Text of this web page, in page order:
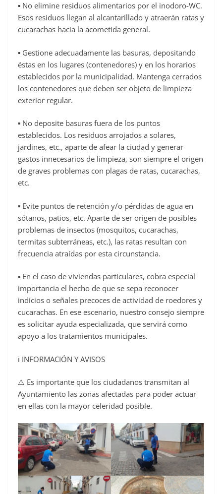
▪ No elimine residuos alimentarios por el inodoro-WC.
Esos residuos llegan al alcantarillado y atraerán ratas y
cucarachas hacia la acometida general.
▪ Gestione adecuadamente las basuras, depositando
éstas en los lugares (contenedores) y en los horarios
establecidos por la municipalidad. Mantenga cerrados
los contenedores que deben ser objeto de limpieza
exterior regular.
▪ No deposite basuras fuera de los puntos
establecidos. Los residuos arrojados a solares,
jardines, etc., aparte de afear la ciudad y generar
gastos innecesarios de limpieza, son siempre el origen
de graves problemas con plagas de ratas, cucarachas,
etc.
▪ Evite puntos de retención y/o pérdidas de agua en
sótanos, patios, etc. Aparte de ser origen de posibles
problemas de insectos (mosquitos, cucarachas,
termitas subterráneas, etc.), las ratas resultan con
frecuencia atraídas por esta circunstancia.
▪ En el caso de viviendas particulares, cobra especial
importancia el hecho de que se sepa reconocer
indicios o señales precoces de actividad de roedores y
cucarachas. En ese escenario, nuestro consejo siempre
es solicitar ayuda especializada, que servirá como
apoyo a los tratamientos municipales.
ℹ INFORMACIÓN Y AVISOS
⚠️ Es importante que los ciudadanos transmitan al
Ayuntamiento las zonas afectadas para poder actuar
en ellas con la mayor celeridad posible.